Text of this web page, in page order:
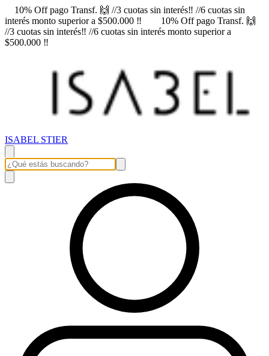
10% Off pago Transf. 🙌 //3 cuotas sin interés‼️ //6 cuotas sin
interés monto superior a $500.000 ‼️
10% Off pago Transf. 🙌
//3 cuotas sin interés‼️ //6 cuotas sin interés monto superior a
$500.000 ‼️
ISABEL STIER